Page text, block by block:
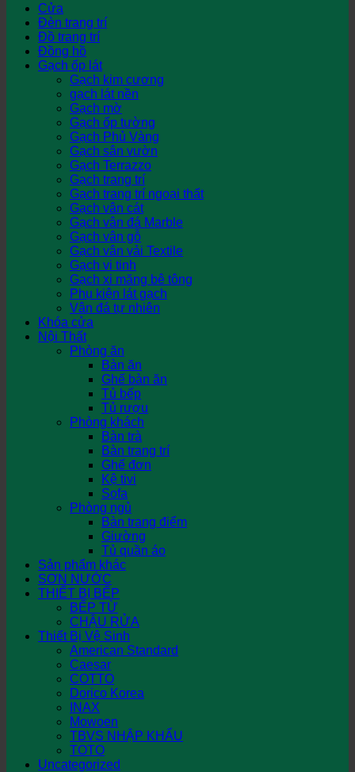
Cửa
Đèn trang trí
Đồ trang trí
Đồng hồ
Gạch ốp lát
Gạch kim cương
gạch lát nền
Gạch mờ
Gạch ốp tường
Gạch Phủ Vàng
Gạch sân vườn
Gạch Terrazzo
Gạch trang trí
Gạch trang trí ngoại thất
Gạch vân cát
Gạch vân đá Marble
Gạch vân gỗ
Gạch vân vải Textile
Gạch vi tinh
Gạch xi măng bê tông
Phụ kiện lát gạch
Vân đá tự nhiên
Khóa cửa
Nội Thất
Phòng ăn
Bàn ăn
Ghế bàn ăn
Tủ bếp
Tủ rượu
Phòng khách
Bàn trà
Bàn trang trí
Ghế đơn
Kệ tivi
Sofa
Phòng ngủ
Bàn trang điểm
Giường
Tủ quần áo
Sản phẩm khác
SƠN NƯỚC
THIẾT BỊ BẾP
BẾP TỪ
CHẬU RỬA
Thiết Bị Vệ Sinh
American Standard
Caesar
COTTO
Dorico Korea
INAX
Mowoen
TBVS NHẬP KHẨU
TOTO
Uncategorized